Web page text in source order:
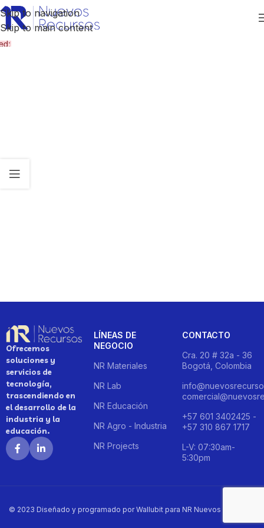
Skip to navigation
Skip to main content
Ofrecemos
soluciones y
servicios de
tecnología,
trascendiendo en
el desarrollo de la
industria y la
educación.
LÍNEAS DE
NEGOCIO
NR Materiales
NR Lab
NR Educación
NR Agro - Industria
NR Projects
CONTACTO
Cra. 20 # 32a - 36
Bogotá, Colombia
+57 601 3402425 -
+57 310 867 1717
L-V: 07:30am-
5:30pm
© 2023 Diseñado y programado por Wallubit para NR Nuevos Recursos